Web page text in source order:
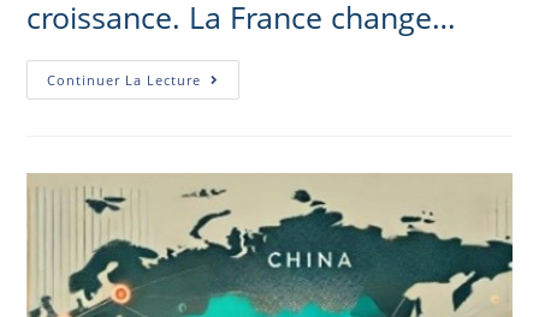
croissance. La France change…
Continuer La Lecture